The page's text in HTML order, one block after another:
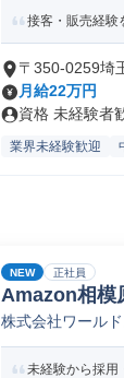
接客・販売経験
〒350-0259埼
月給22万円
資格 未経験者
業界未経験歓迎
NEW 正社員
Amazon相模
株式会社ワール
未経験から採用